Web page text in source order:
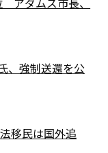
、強制送還を公
移民は国外追